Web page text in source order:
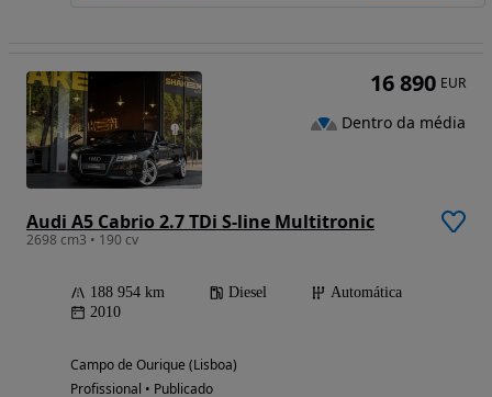
Audi A5 Cabrio 2.7 TDi S-line Multitronic
2698 cm3 • 190 cv
188 954 km Diesel
Automática
2010
Campo de Ourique (Lisboa)
Profissional • Publicado
16 890 EUR
Dentro da média